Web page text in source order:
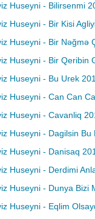
Huseyni - Bilirsenmi
Huseyni - Bir Kisi
Huseyni - Bir Nəğmə
Huseyni - Bir Qeribin
Huseyni - Bu Urek
Huseyni - Can Can
Huseyni - Cavanliq
Huseyni - Dagilsin
Huseyni - Danisaq
Huseyni - Derdimi
Huseyni - Dunya Bizi
Huseyni - Eqlim